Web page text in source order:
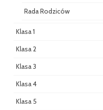
Rada Rodziców
Klasa 1
Klasa 2
Klasa 3
Klasa 4
Klasa 5